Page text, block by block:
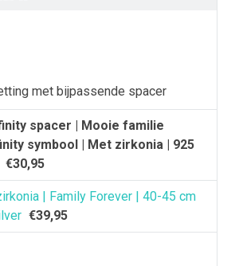
met bijpassende spacer
spacer | Mooie familie
symbool | Met zirkonia | 925
€30,95
| Family Forever | 40-45 cm
€39,95